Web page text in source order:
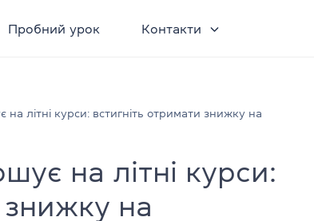
Пробний урок Контакти
літні курси: встигніть отримати знижку на
на літні курси:
знижку на